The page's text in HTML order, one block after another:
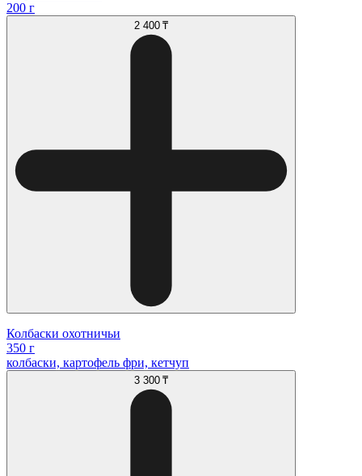
200 г
2 400 ₸
Колбаски охотничьи
350 г
колбаски, картофель фри, кетчуп
3 300 ₸